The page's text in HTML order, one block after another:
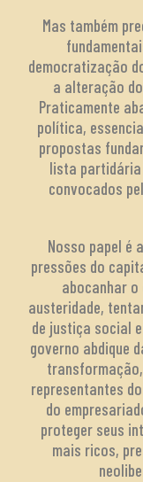
Mas também
democratização
a alteração
Praticamente
política,
propostas
lista partidária
convocados
Nosso papel é
pressões do
abocanhar o
austeridade,
de justiça social
governo abdique
representantes
do
proteger seus
mais ricos,